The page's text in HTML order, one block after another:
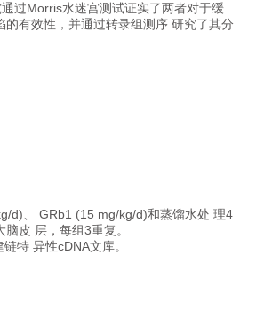
过Morris水迷宫测试证实了两者对于缓
的有效性，并通过转录组测序 研究了其分
d)、 GRb1 (15 mg/kg/d)和蒸馏水处 理4
皮 层，每组3重复。
特 异性cDNA文库。